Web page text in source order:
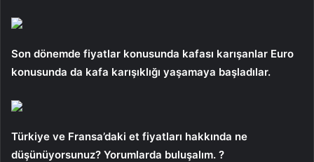
Son dönemde fiyatlar konusunda kafası karışanlar Euro
konusunda da kafa karışıklığı yaşamaya başladılar.
Türkiye ve Fransa’daki et fiyatları hakkında ne
düşünüyorsunuz? Yorumlarda buluşalım. ?